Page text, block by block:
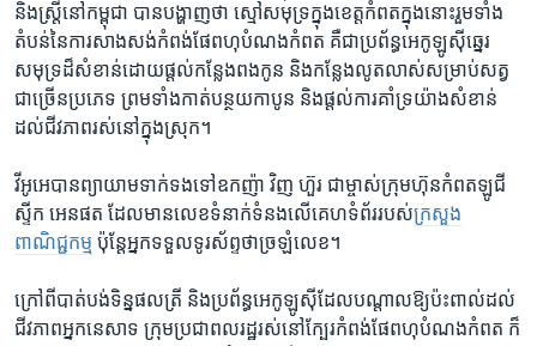
និង​ស្រ្តី​នៅ​កម្ពុជា បានបង្ហាញ​ថា ​ស្មៅ​សមុទ្រ​ក្នុង​ខេត្ត​កំពតក្នុងនោះ​រួម​ទាំង​
តំបន់​នៃការ​សាងសង់​កំពង់​ផែ​ពហុបំណង​កំពត គឺជា​ប្រព័ន្ធ​អេកូឡូស៊ី​ឆ្នេរ​
សមុទ្រ​ដ៏​សំខាន់ដោយផ្តល់​កន្លែង​ពងកូន និង​កន្លែង​លូតលាស់សម្រាប់សត្វ​
ជាច្រើន​ប្រភេទ ព្រមទាំង​កាត់​បន្ថយ​កាបូន និង​ផ្តល់​ការគាំទ្រ​យ៉ាង​សំខាន់​
ដល់​ជីវភាព​រស់នៅ​ក្នុង​ស្រុក។
វីអូអេ​បាន​ព្យាយាម​ទាក់ទង​ទៅឧកញ៉ា វិញ ហ៊ួរ ជាម្ចាស់​ក្រុមហ៊ុន​កំពត​ឡូជី
ស្ទីក អេន​ផត ដែល​មាន​លេខ​ទំនាក់​ទំនង​លើ​គេហ​ទំព័ររ​បស់ក្រសួង​
ពាណិជ្ជកម្ម ប៉ុន្តែ​អ្នកទទួល​ទូរស័ព្ទ​ថាច្រឡំ​លេខ។
ក្រៅ​ពី​បាត់​បង់ទិន្នផល​ត្រី​ និង​ប្រព័ន្ធ​អេកូឡូស៊ី​ដែលបណ្តាល​ឱ្យ​ប៉ះពាល់​ដល់
ជីវភាព​អ្នកនេសាទ​ ក្រុម​ប្រជាពលរដ្ឋ​រស់​នៅ​ក្បែរកំពង់​ផែ​ពហុ​បំណងកំពត ក៏​